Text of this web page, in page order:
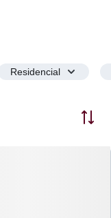
Residencial
Ordenar